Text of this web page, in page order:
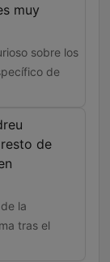
muy
sobre los
de
de
la
tras el